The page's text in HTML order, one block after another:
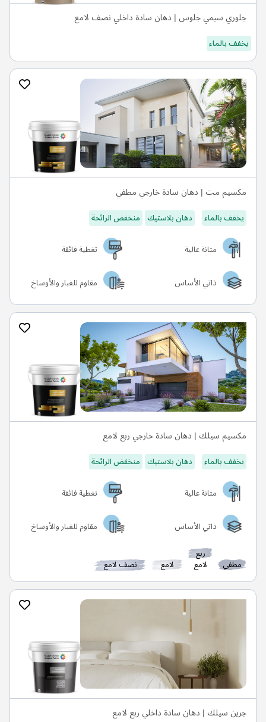
جلوري سيمي جلوس | دهان سادة داخلي نصف لامع
يخفف بالماء
مكسيم مت | دهان سادة خارجي مطفي
يخفف بالماء دهان بلاستيك منخفض الرائحة
متانة عالية
تغطية فائقة
ذاتي الأساس
مقاوم للغبار والأوساخ
مكسيم سيلك | دهان سادة خارجي ربع لامع
يخفف بالماء دهان بلاستيك منخفض الرائحة
متانة عالية
تغطية فائقة
ذاتي الأساس
مقاوم للغبار والأوساخ
مطفي
ربع
لامع لامع نصف لامع
جرين سيلك | دهان سادة داخلي ربع لامع